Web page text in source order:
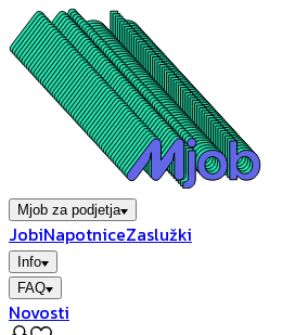
Mjob za podjetja
JobiNapotniceZaslužki
Info
FAQ
Novosti